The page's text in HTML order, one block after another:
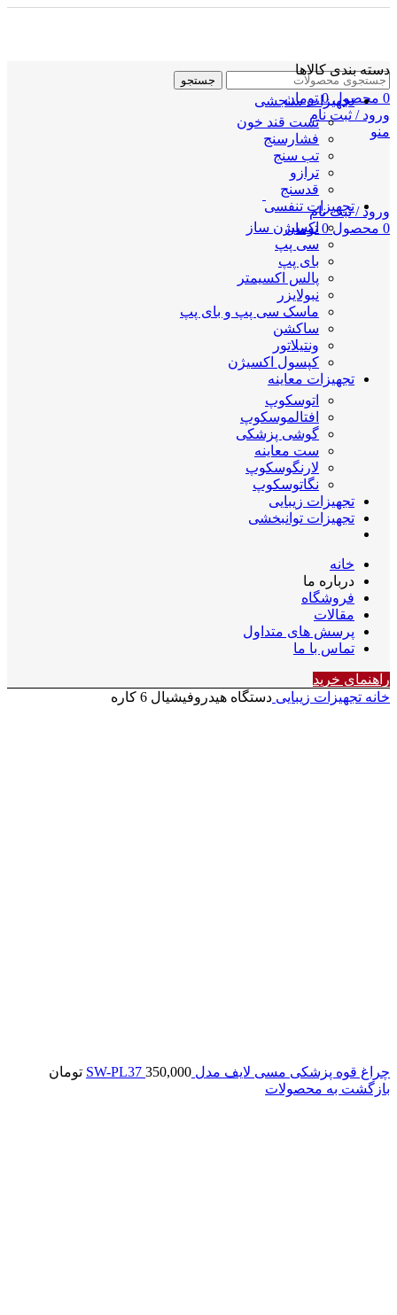
جستجو
0 محصول 0 تومان
ورود / ثبت نام
منو
ورود / ثبت نام
0 محصول 0 تومان
دسته بندی کالاها
تجهیزات سنجشی
تست قند خون
فشارسنج
تب سنج
ترازو
قدسنج
تجهیزات تنفسی
اکسیژن ساز
سی پپ
بای پپ
پالس اکسیمتر
نبولایزر
ماسک سی پپ و بای پپ
ساکشن
ونتیلاتور
کپسول اکسیژن
تجهیزات معاینه
اتوسکوپ
افتالموسکوپ
گوشی پزشکی
ست معاینه
لارنگوسکوپ
نگاتوسکوپ
تجهیزات زیبایی
تجهیزات توانبخشی
خانه
درباره ما
فروشگاه
مقالات
پرسش های متداول
تماس با ما
راهنمای خرید
خانه تجهیزات زیبایی دستگاه هیدروفیشیال 6 کاره
چراغ قوه پزشکی مسی لایف مدل SW-PL37 350,000
تومان
بازگشت به محصولات